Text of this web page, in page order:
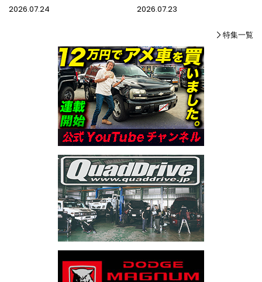
2026.07.24 2026.07.23
特集一覧